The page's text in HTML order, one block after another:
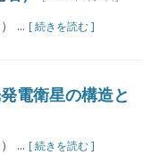
... [ 続きを読む ]
電衛星の構造と
... [ 続きを読む ]